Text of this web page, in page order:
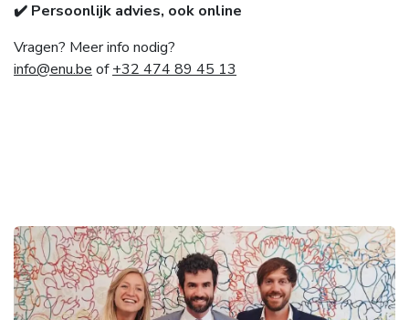
✔️ Persoonlijk advies, ook online
Vragen? Meer info nodig?
info@enu.be of+32 474 89 45 13